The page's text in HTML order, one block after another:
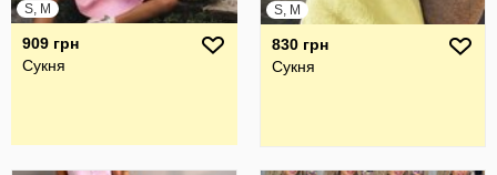
S, M
909 грн
Сукня
S, M
830 грн
Сукня